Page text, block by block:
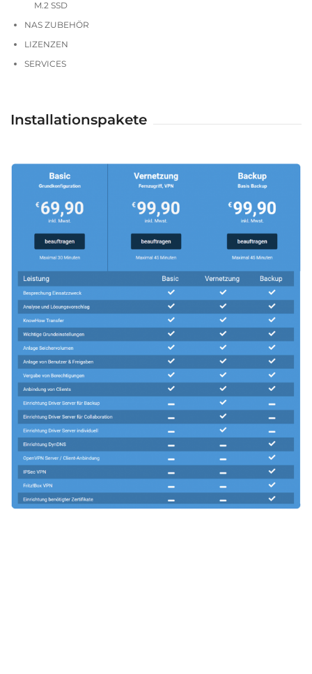
M.2 SSD
NAS ZUBEHÖR
LIZENZEN
SERVICES
Installationspakete